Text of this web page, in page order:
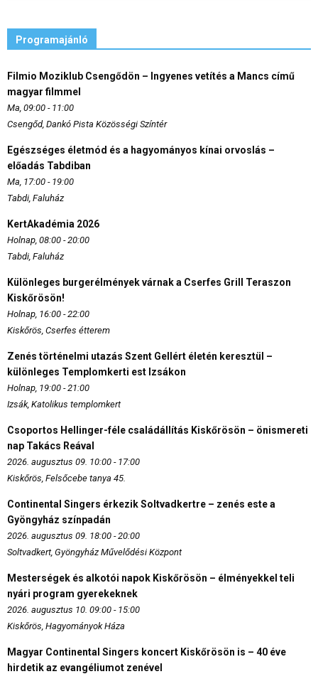
Programajánló
Filmio Moziklub Csengődön – Ingyenes vetítés a Mancs című
magyar filmmel
Ma, 09:00 - 11:00
Csengőd, Dankó Pista Közösségi Színtér
Egészséges életmód és a hagyományos kínai orvoslás –
előadás Tabdiban
Ma, 17:00 - 19:00
Tabdi, Faluház
KertAkadémia 2026
Holnap, 08:00 - 20:00
Tabdi, Faluház
Különleges burgerélmények várnak a Cserfes Grill Teraszon
Kiskőrösön!
Holnap, 16:00 - 22:00
Kiskőrös, Cserfes étterem
Zenés történelmi utazás Szent Gellért életén keresztül –
különleges Templomkerti est Izsákon
Holnap, 19:00 - 21:00
Izsák, Katolikus templomkert
Csoportos Hellinger-féle családállítás Kiskőrösön – önismereti
nap Takács Reával
2026. augusztus 09. 10:00 - 17:00
Kiskőrös, Felsőcebe tanya 45.
Continental Singers érkezik Soltvadkertre – zenés este a
Gyöngyház színpadán
2026. augusztus 09. 18:00 - 20:00
Soltvadkert, Gyöngyház Művelődési Központ
Mesterségek és alkotói napok Kiskőrösön – élményekkel teli
nyári program gyerekeknek
2026. augusztus 10. 09:00 - 15:00
Kiskőrös, Hagyományok Háza
Magyar Continental Singers koncert Kiskőrösön is – 40 éve
hirdetik az evangéliumot zenével